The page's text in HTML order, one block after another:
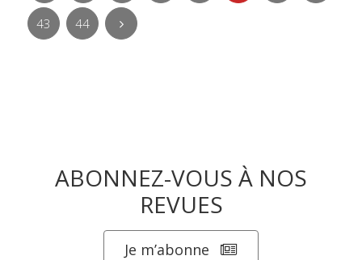
43 44
ABONNEZ-VOUS À NOS
REVUES
Je m’abonne